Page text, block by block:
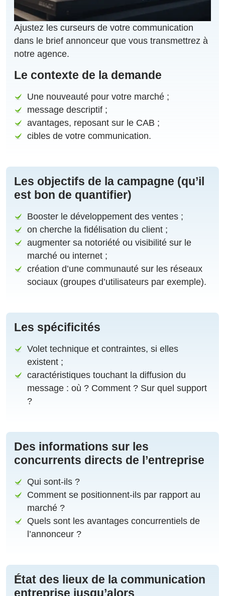
Ajustez les curseurs de votre communication
dans le brief annonceur que vous transmettrez à
notre agence.
Le contexte de la demande
Une nouveauté pour votre marché ;
message descriptif ;
avantages, reposant sur le CAB ;
cibles de votre communication.
Les objectifs de la campagne (qu’il
est bon de quantifier)
Booster le développement des ventes ;
on cherche la fidélisation du client ;
augmenter sa notoriété ou visibilité sur le
marché ou internet ;
création d’une communauté sur les réseaux
sociaux (groupes d’utilisateurs par exemple).
Les spécificités
Volet technique et contraintes, si elles
existent ;
caractéristiques touchant la diffusion du
message : où ? Comment ? Sur quel support
?
Des informations sur les
concurrents directs de l’entreprise
Qui sont-ils ?
Comment se positionnent-ils par rapport au
marché ?
Quels sont les avantages concurrentiels de
l’annonceur ?
État des lieux de la communication
entreprise jusqu’alors